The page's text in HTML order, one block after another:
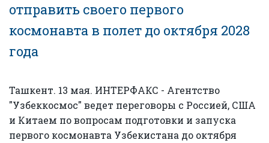
отправить своего первого
космонавта в полет до октября 2028
года
Ташкент. 13 мая. ИНТЕРФАКС - Агентство
"Узбеккосмос" ведет переговоры с Россией, США
и Китаем по вопросам подготовки и запуска
первого космонавта Узбекистана до октября